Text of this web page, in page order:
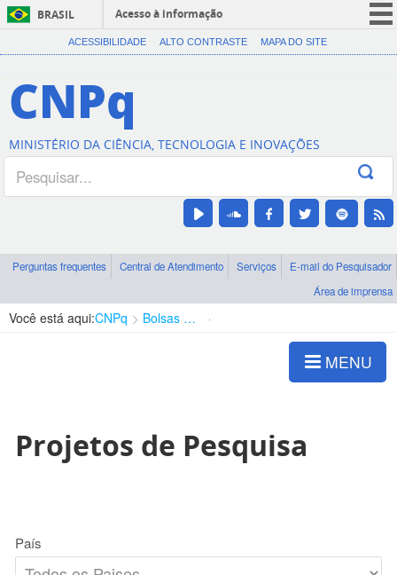
BRASIL
Acesso à informação
CORONAVÍRUS (COVID-19)
Canais
ACESSIBILIDADE ALTO CONTRASTE MAPA DO SITE
CNPq
MINISTÉRIO DA CIÊNCIA, TECNOLOGIA E INOVAÇÕES
Perguntas frequentes Central de Atendimento Serviços
E-mail do Pesquisador
Área de imprensa
Você está aqui:CNPq Bolsas e Auxílios Vigentes
MENU
Projetos de Pesquisa
País